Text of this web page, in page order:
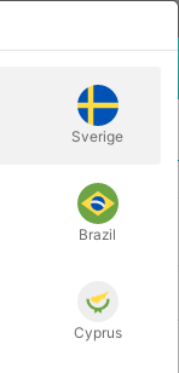
Nyeste først
Sverige
Brazil
Cyprus